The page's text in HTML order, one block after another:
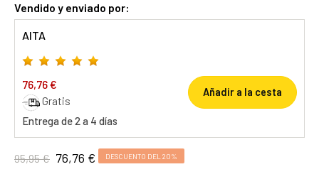
Vendido y enviado por:
AITA
76,76 €
Gratis
Entrega de 2 a 4 días
Añadir a la cesta
95,95 € 76,76 € DESCUENTO DEL 20%